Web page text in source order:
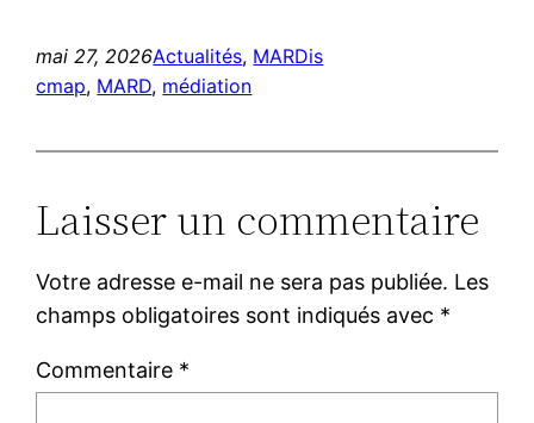
mai 27, 2026Actualités, MARDis
cmap, MARD, médiation
Laisser un commentaire
Votre adresse e-mail ne sera pas publiée. Les
champs obligatoires sont indiqués avec *
Commentaire *